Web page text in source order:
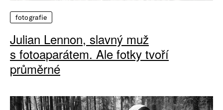
fotografie
Julian Lennon, slavný muž
s fotoaparátem. Ale fotky tvoří
průměrné